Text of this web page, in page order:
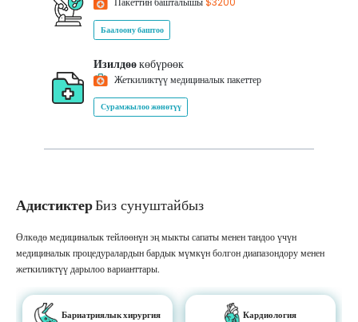
Баалоону баштоо
Изилдөөкөбүрөөк
Жеткиликтүү медициналык пакеттер
Сурамжылоо жөнөтүү
АдистиктерБиз сунуштайбыз
Өлкөдө медициналык тейлөөнүн эң мыкты сапаты менен тандоо үчүн
медициналык процедуралардын бардык мүмкүн болгон диапазондору менен
жеткиликтүү дарылоо варианттары.
Бариатриялык хирургия Кардиология